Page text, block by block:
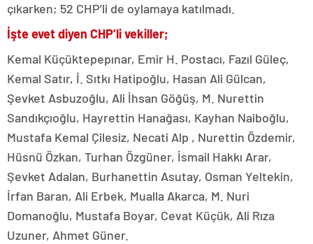
çıkarken; 52 CHP’li de oylamaya katılmadı.
İşte evet diyen CHP’li vekiller;
Kemal Küçüktepepınar, Emir H. Postacı, Fazıl Güleç,
Kemal Satır, İ. Sıtkı Hatipoğlu, Hasan Ali Gülcan,
Şevket Asbuzoğlu, Ali İhsan Göğüş, M. Nurettin
Sandıkçıoğlu, Hayrettin Hanağası, Kayhan Naiboğlu,
Mustafa Kemal Çilesiz, Necati Alp , Nurettin Özdemir,
Hüsnü Özkan, Turhan Özgüner, İsmail Hakkı Arar,
Şevket Adalan, Burhanettin Asutay, Osman Yeltekin,
İrfan Baran, Ali Erbek, Mualla Akarca, M. Nuri
Domanoğlu, Mustafa Boyar, Cevat Küçük, Ali Rıza
Uzuner, Ahmet Güner.